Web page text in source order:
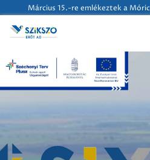
Március 15.-re emlékeztek a